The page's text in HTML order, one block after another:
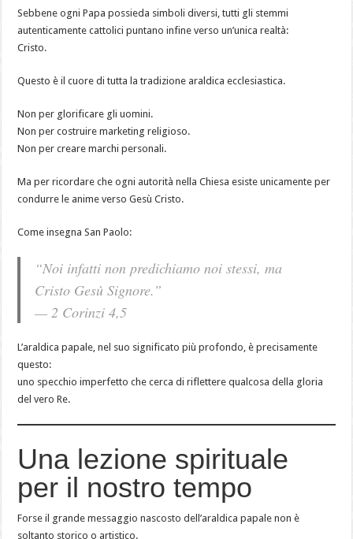
Sebbene ogni Papa possieda simboli diversi, tutti gli stemmi
autenticamente cattolici puntano infine verso un’unica realtà:
Cristo.
Questo è il cuore di tutta la tradizione araldica ecclesiastica.
Non per glorificare gli uomini.
Non per costruire marketing religioso.
Non per creare marchi personali.
Ma per ricordare che ogni autorità nella Chiesa esiste unicamente per
condurre le anime verso Gesù Cristo.
Come insegna San Paolo:
“Noi infatti non predichiamo noi stessi, ma
Cristo Gesù Signore.”
— 2 Corinzi 4,5
L’araldica papale, nel suo significato più profondo, è precisamente
questo:
uno specchio imperfetto che cerca di riflettere qualcosa della gloria
del vero Re.
Una lezione spirituale
per il nostro tempo
Forse il grande messaggio nascosto dell’araldica papale non è
soltanto storico o artistico.